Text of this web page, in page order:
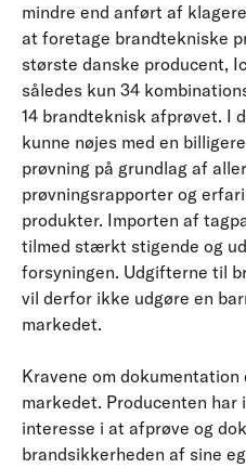
mindre end anført af
at foretage brandtekniske
største danske producent,
således kun 34
14 brandteknisk afprøvet. I
kunne nøjes med en
prøvning på grundlag af
prøvningsrapporter og
produkter. Importen af
tilmed stærkt stigende og
forsyningen. Udgifterne til
vil derfor ikke udgøre en
markedet.
Kravene om
markedet. Producenten
interesse i at afprøve og
brandsikkerheden af sine